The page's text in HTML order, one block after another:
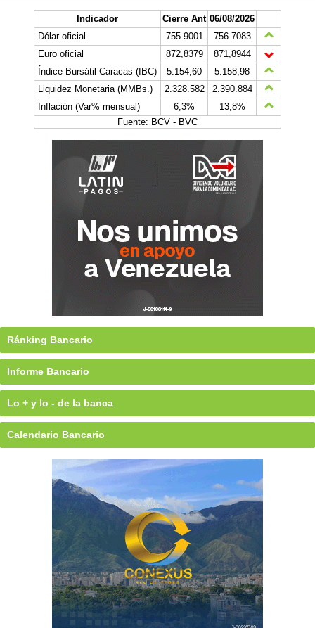
Indicador Cierre Ant 06/08/2026
Dólar oficial
755.9001
756.7083
Euro oficial
872,8379
871,8944
Índice Bursátil Caracas (IBC)
5.154,60
5.158,98
Liquidez Monetaria (MMBs.)
2.328.582
2.390.884
Inflación (Var% mensual)
6,3%
13,8%
Fuente: BCV - BVC
Ránking Bancario
Informe Bancario
Lo + y lo - de la banca
Calendario Bancario